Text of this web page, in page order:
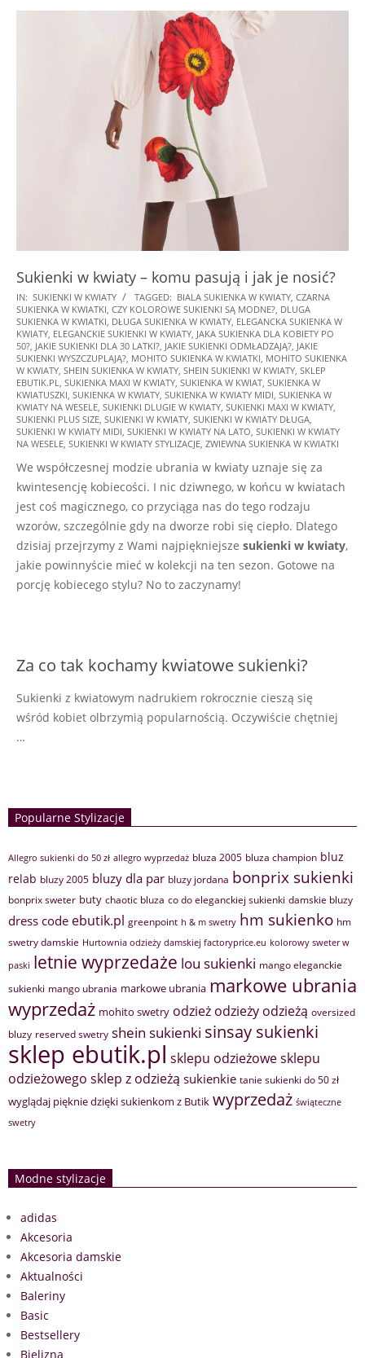
Sukienki w kwiaty – komu pasują i jak je nosić?
2025-
01-
25
IN: SUKIENKI W KWIATY TAGGED: BIALA SUKIENKA W KWIATY, CZARNA
SUKIENKA W KWIATKI, CZY KOLOROWE SUKIENKI SĄ MODNE?, DLUGA
SUKIENKA W KWIATKI, DŁUGA SUKIENKA W KWIATY, ELEGANCKA SUKIENKA W
KWIATY, ELEGANCKIE SUKIENKI W KWIATY, JAKA SUKIENKA DLA KOBIETY PO
50?, JAKIE SUKIENKI DLA 30 LATKI?, JAKIE SUKIENKI ODMŁADZAJĄ?, JAKIE
SUKIENKI WYSZCZUPLAJĄ?, MOHITO SUKIENKA W KWIATKI, MOHITO SUKIENKA
W KWIATY, SHEIN SUKIENKA W KWIATY, SHEIN SUKIENKI W KWIATY, SKLEP
EBUTIK.PL, SUKIENKA MAXI W KWIATY, SUKIENKA W KWIAT, SUKIENKA W
KWIATUSZKI, SUKIENKA W KWIATY, SUKIENKA W KWIATY MIDI, SUKIENKA W
KWIATY NA WESELE, SUKIENKI DLUGIE W KWIATY, SUKIENKI MAXI W KWIATY,
SUKIENKI PLUS SIZE, SUKIENKI W KWIATY, SUKIENKI W KWIATY DŁUGA,
SUKIENKI W KWIATY MIDI, SUKIENKI W KWIATY NA LATO, SUKIENKI W KWIATY
NA WESELE, SUKIENKI W KWIATY STYLIZACJE, ZWIEWNA SUKIENKA W KWIATKI
We współczesnej modzie ubrania w kwiaty uznaje się za
kwintesencję kobiecości. I nic dziwnego, w końcu w kwiatach
jest coś magicznego, co przyciąga nas do tego rodzaju
wzorów, szczególnie gdy na dworze robi się ciepło. Dlatego
dzisiaj przejrzymy z Wami najpiękniejsze sukienki w kwiaty,
jakie powinnyście mieć w kolekcji na ten sezon. Gotowe na
porcję kobiecego stylu? No to zaczynamy!
Za co tak kochamy kwiatowe sukienki?
Sukienki z kwiatowym nadrukiem rokrocznie cieszą się
wśród kobiet olbrzymią popularnością. Oczywiście chętniej
…
Popularne Stylizacje
Allegro sukienki do 50 zł allegro wyprzedaż bluza 2005 bluza champion bluz
relab bluzy 2005 bluzy dla par bluzy jordana bonprix sukienki
bonprix sweter buty chaotic bluza co do eleganckiej sukienki damskie bluzy
dress code ebutik.pl greenpoint h & m swetry hm sukienko hm
swetry damskie Hurtownia odzieży damskiej factoryprice.eu kolorowy sweter w
paski letnie wyprzedaże lou sukienki mango eleganckie
sukienki mango ubrania markowe ubrania markowe ubrania
wyprzedaż mohito swetry odzież odzieży odzieżą oversized
bluzy reserved swetry shein sukienki sinsay sukienki
sklep ebutik.pl sklepu odzieżowesklepu
odzieżowego sklep z odzieżą sukienkie tanie sukienki do 50 zł
wyglądaj pięknie dzięki sukienkom z Butik wyprzedaż świąteczne
swetry
Modne stylizacje
adidas
Akcesoria
Akcesoria damskie
Aktualności
Baleriny
Basic
Bestsellery
Bielizna